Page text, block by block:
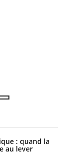
: quand la
au lever